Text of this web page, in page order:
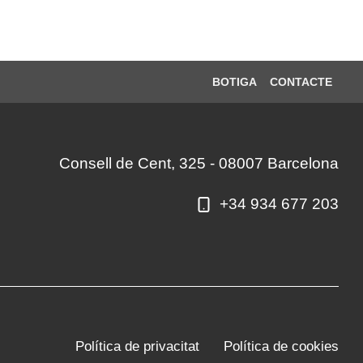
BOTIGA CONTACTE
Consell de Cent, 325 - 08007 Barcelona
+34 934 677 203
Política de privacitat Política de cookies